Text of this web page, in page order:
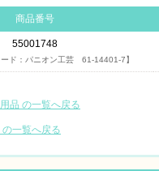
商品番号
55001748
ード：パニオン工芸 61-14401-7】
品 の一覧へ戻る
一覧へ戻る